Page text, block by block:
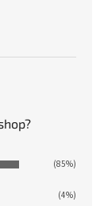
(85%)
(4%)